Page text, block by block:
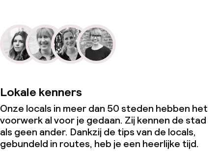
Lokale kenners
Onze locals in meer dan 50 steden hebben het
voorwerk al voor je gedaan. Zij kennen de stad
als geen ander. Dankzij de tips van de locals,
gebundeld in routes, heb je een heerlijke tijd.